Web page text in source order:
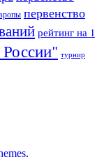
первенство
рейтинг на 1
турнир
.